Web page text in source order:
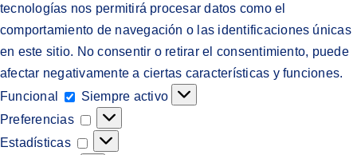
tecnologías nos permitirá procesar datos como el
comportamiento de navegación o las identificaciones únicas
en este sitio. No consentir o retirar el consentimiento, puede
afectar negativamente a ciertas características y funciones.
Funcional
Funcional
Siempre activo
Preferencias
Preferencias
Estadísticas
Estadísticas